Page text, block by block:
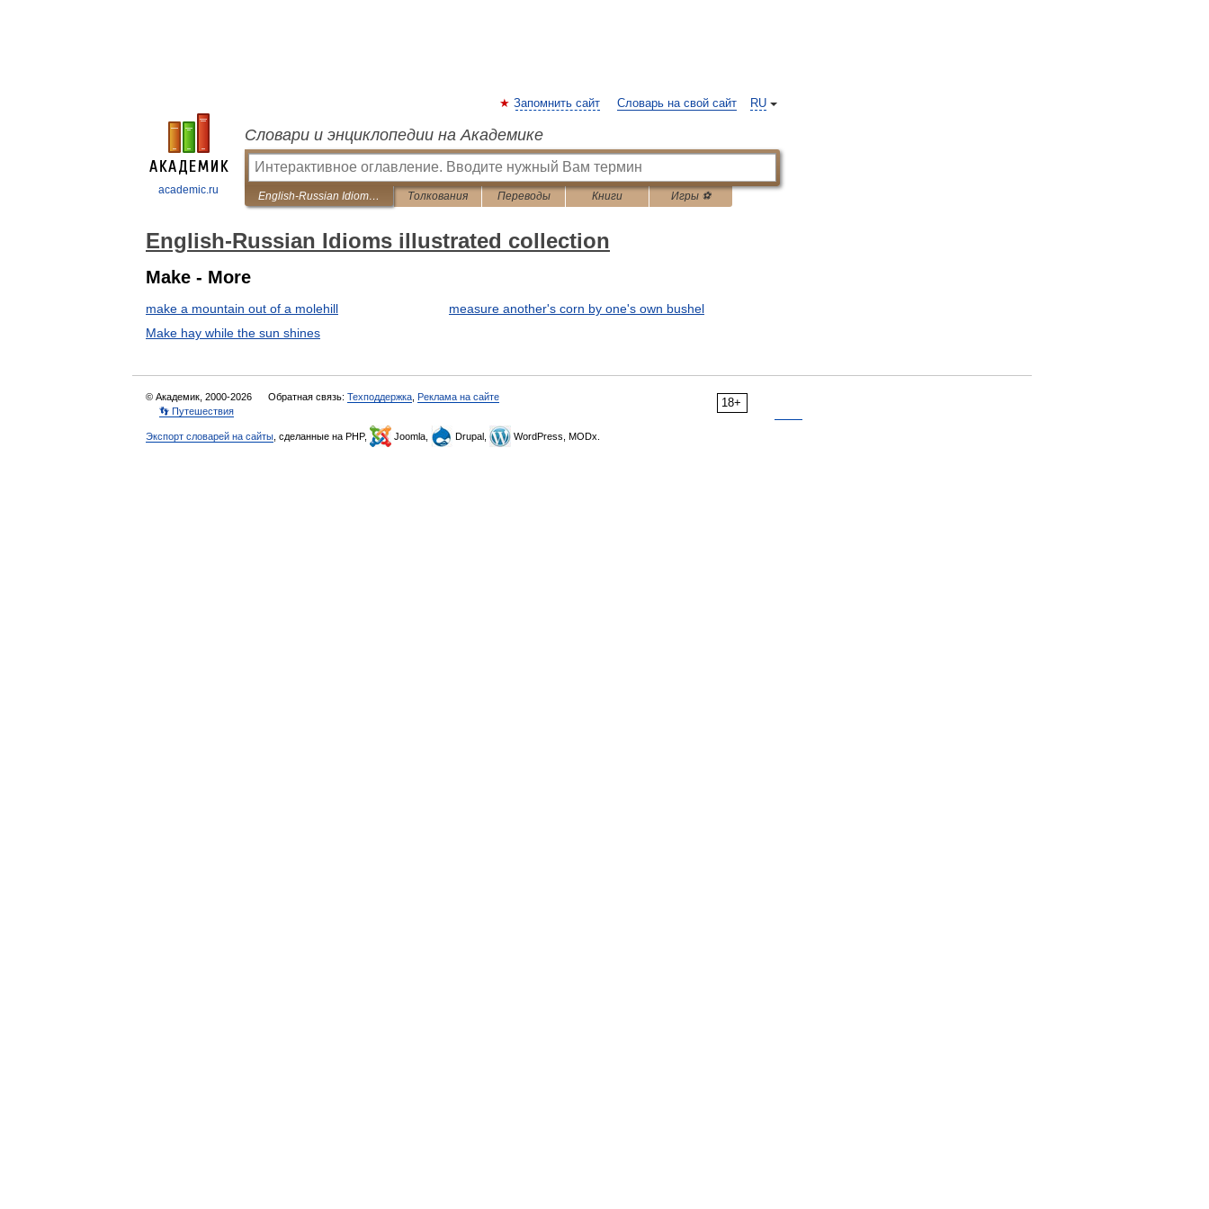
academic.ru
RU
Запомнить сайт Словарь на свой сайт
Словари и энциклопедии на Академике
English-Russian Idioms illustrated collection Толкования Переводы Книги Игры ⚽
English-Russian Idioms illustrated collection
Make - More
make a mountain out of a molehill
Make hay while the sun shines
measure another's corn by one's own bushel
18+
© Академик, 2000-2026 Обратная связь: Техподдержка Реклама на сайте
👣 Путешествия
Экспорт словарей на сайты , сделанные на PHP, Joomla, Drupal, WordPress, MODx.